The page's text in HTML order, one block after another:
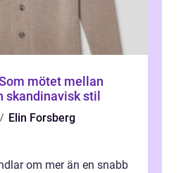
mötet mellan
skandinavisk stil
Elin Forsberg
om mer än en snabb